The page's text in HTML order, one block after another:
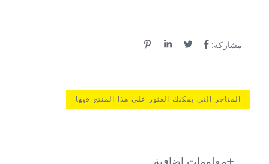
مشاركة:
المتاجر التي يمكنك العثور على هذا المنتج فيها